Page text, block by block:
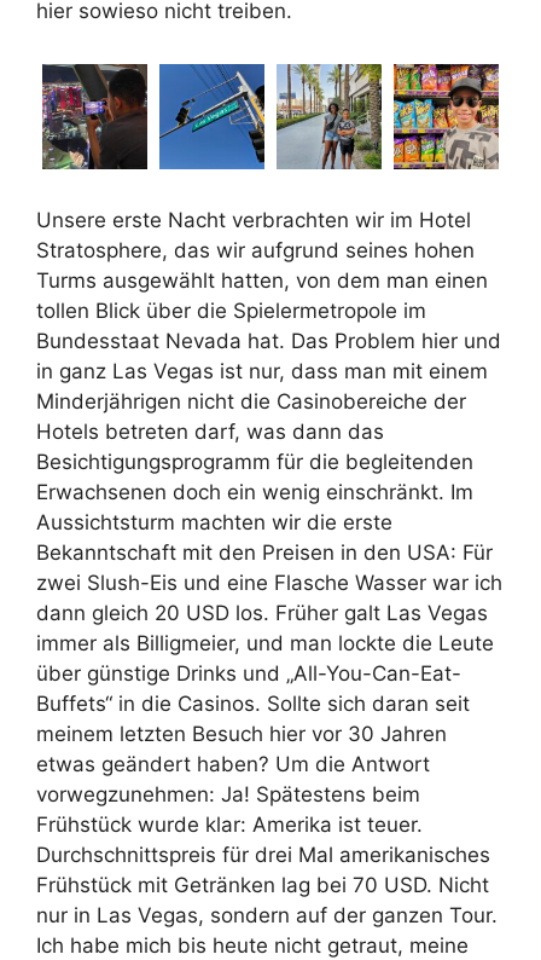
hier sowieso nicht treiben.
Unsere erste Nacht verbrachten wir im Hotel
Stratosphere, das wir aufgrund seines hohen
Turms ausgewählt hatten, von dem man einen
tollen Blick über die Spielermetropole im
Bundesstaat Nevada hat. Das Problem hier und
in ganz Las Vegas ist nur, dass man mit einem
Minderjährigen nicht die Casinobereiche der
Hotels betreten darf, was dann das
Besichtigungsprogramm für die begleitenden
Erwachsenen doch ein wenig einschränkt. Im
Aussichtsturm machten wir die erste
Bekanntschaft mit den Preisen in den USA: Für
zwei Slush-Eis und eine Flasche Wasser war ich
dann gleich 20 USD los. Früher galt Las Vegas
immer als Billigmeier, und man lockte die Leute
über günstige Drinks und „All-You-Can-Eat-
Buffets“ in die Casinos. Sollte sich daran seit
meinem letzten Besuch hier vor 30 Jahren
etwas geändert haben? Um die Antwort
vorwegzunehmen: Ja! Spätestens beim
Frühstück wurde klar: Amerika ist teuer.
Durchschnittspreis für drei Mal amerikanisches
Frühstück mit Getränken lag bei 70 USD. Nicht
nur in Las Vegas, sondern auf der ganzen Tour.
Ich habe mich bis heute nicht getraut, meine